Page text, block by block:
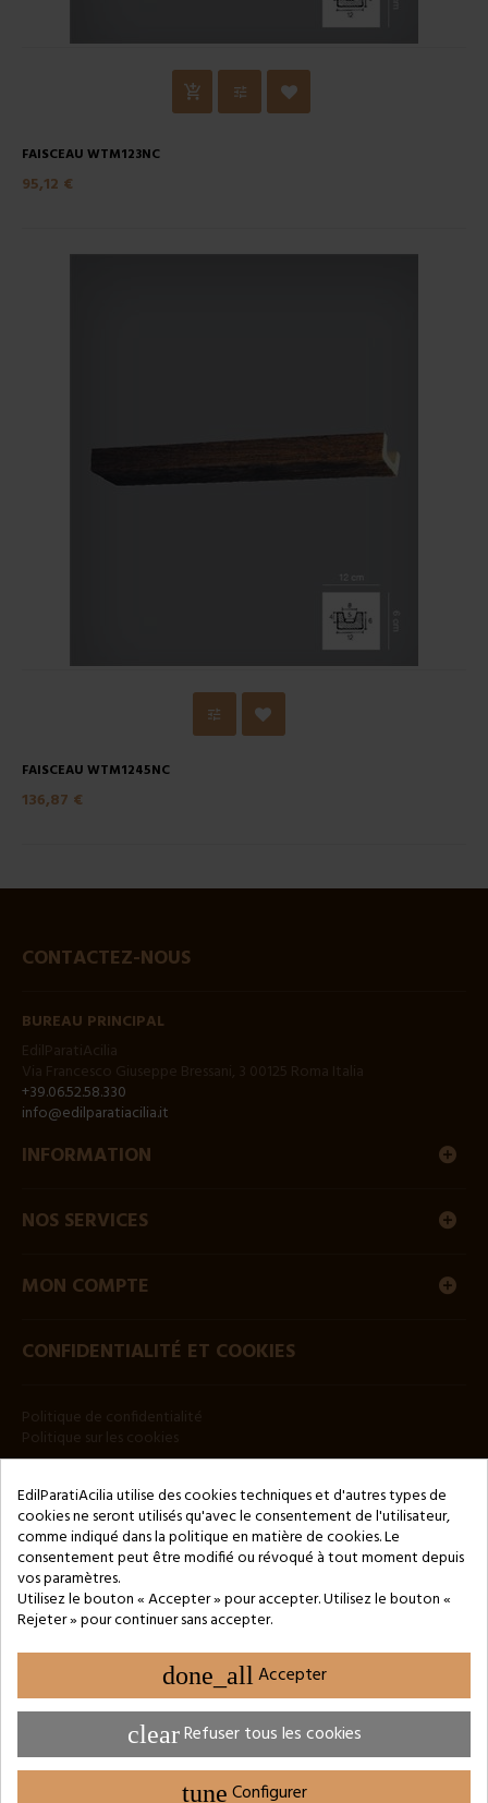
FAISCEAU WTM123NC
95,12 €
FAISCEAU WTM1245NC
136,87 €
CONTACTEZ-NOUS
BUREAU PRINCIPAL
+39.06.52.58.330
info@edilparatiacilia.it
INFORMATION
NOS SERVICES
MON COMPTE
CONFIDENTIALITÉ ET COOKIES
Copyright © 2024 by 3Enne s.r.l.s. P.IVA/C.F.: 13466181008
Numéro d'enregistrement REA : RM-1449325 - Registre du
Commerce de Rome
Website Developed by M.Borzacchini - TestSide
PARAMÈTRES DES COOKIES
EdilParatiAcilia utilise des cookies techniques et d'autres types de
cookies ne seront utilisés qu'avec le consentement de l'utilisateur,
comme indiqué dans la politique en matière de cookies. Le
consentement peut être modifié ou révoqué à tout moment depuis
vos paramètres.
Utilisez le bouton « Accepter » pour accepter. Utilisez le bouton «
Rejeter » pour continuer sans accepter.
done_all Accepter
clearRefuser tous les cookies
tuneConfigurer